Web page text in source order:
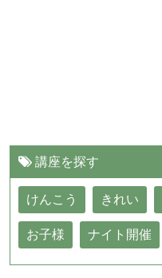
講座を探す
けんこう きれい
お子様 ナイト開催